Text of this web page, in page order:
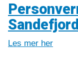
Les mer her